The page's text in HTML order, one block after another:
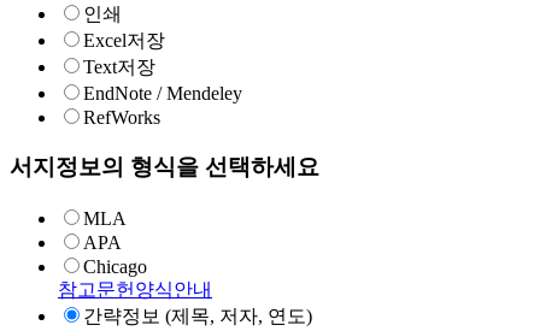
인쇄
Excel저장
Text저장
EndNote / Mendeley
RefWorks
서지정보의 형식을 선택하세요
MLA
APA
Chicago
참고문헌양식안내
간략정보 (제목, 저자, 연도)